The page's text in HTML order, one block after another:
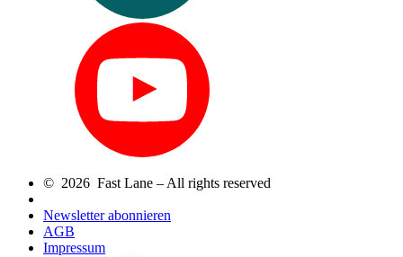
© 2026 Fast Lane – All rights reserved
Newsletter abonnieren
AGB
Impressum